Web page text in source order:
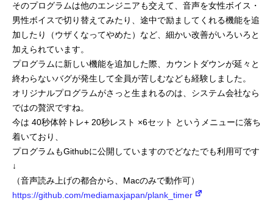
そのプログラムは他のエンジニアも交えて、音声を女性ボイス・
男性ボイスで切り替えてみたり、途中で励ましてくれる機能を追
加したり（ウザくなってやめた）など、細かい改善がいろいろと
加えられています。
プログラムに新しい機能を追加した際、カウントダウンが延々と
終わらないバグが発生して全員が苦しむなども経験しました。
オリジナルプログラムがさっと生まれるのは、システム会社なら
ではの贅沢ですね。
今は 40秒体幹トレ+ 20秒レスト ×6セット というメニューに落ち
着いており、
プログラムもGithubに公開していますのでどなたでも利用可です
↓
（音声読み上げの都合から、Macのみで動作可）
https://github.com/mediamaxjapan/plank_timer